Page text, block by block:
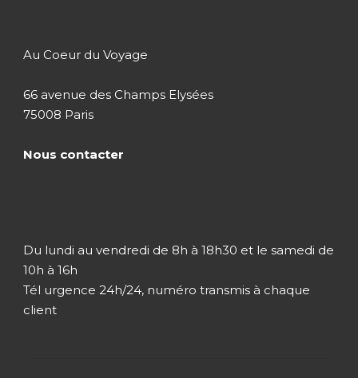
Au Coeur du Voyage
66 avenue des Champs Elysées
75008 Paris
Nous contacter
Du lundi au vendredi de 8h à 18h30 et le samedi de
10h à 16h
Tél urgence 24h/24, numéro transmis à chaque
client